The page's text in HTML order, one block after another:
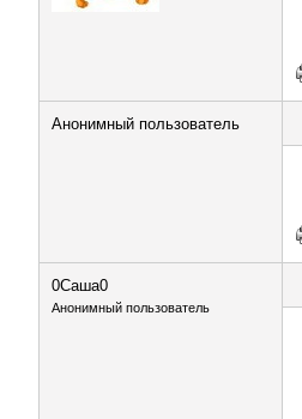
Анонимный пользователь
0Саша0
Анонимный пользователь